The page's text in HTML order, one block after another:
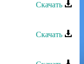
Скачать
Скачать